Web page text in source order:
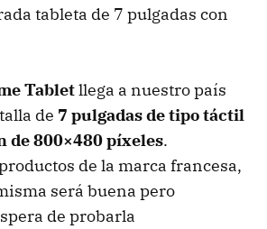
tableta de 7 pulgadas con
Tabletllega a nuestro país
de 7 pulgadas de tipo táctil
de 800×480 píxeles.
de la marca francesa,
será buena pero
de probarla